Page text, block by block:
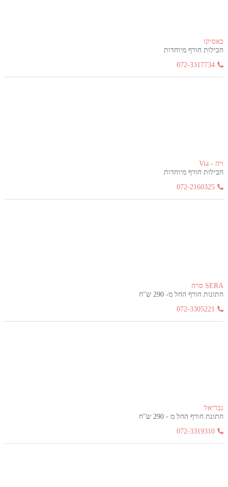
באסיקו
חבילות חורף מיוחדות
072-3317734
ויה - Via
חבילות חורף מיוחדות
072-2160325
SERA סרה
חתונות חורף החל מ- 290 ש"ח
072-3305221
גבריאל
חתונת חורף החל מ - 290 ש"ח
072-3319310